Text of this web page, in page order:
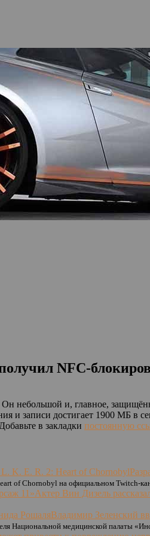
NFC-
небольшой и, главное,
и записи достигает 1900 МБ в
в закладки постоянную
of Chornobyl на официальном Twitch-
Актер Вин Дизель
Владимир Зеленский
Национальной медицинской палаты